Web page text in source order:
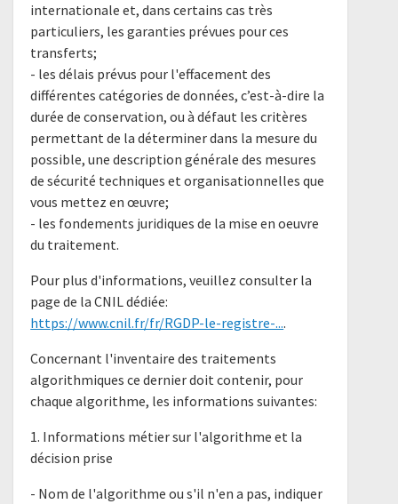
internationale et, dans certains cas très
particuliers, les garanties prévues pour ces
transferts;
- les délais prévus pour l'effacement des
différentes catégories de données, c’est-à-dire la
durée de conservation, ou à défaut les critères
permettant de la déterminer dans la mesure du
possible, une description générale des mesures
de sécurité techniques et organisationnelles que
vous mettez en œuvre;
- les fondements juridiques de la mise en oeuvre
du traitement.
Pour plus d'informations, veuillez consulter la
page de la CNIL dédiée:
https://www.cnil.fr/fr/RGDP-le-registre-....
Concernant l'inventaire des traitements
algorithmiques ce dernier doit contenir, pour
chaque algorithme, les informations suivantes:
1. Informations métier sur l'algorithme et la
décision prise
- Nom de l'algorithme ou s'il n'en a pas, indiquer